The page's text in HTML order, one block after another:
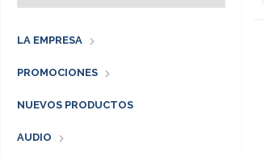
LA EMPRESA
PROMOCIONES
NUEVOS PRODUCTOS
AUDIO